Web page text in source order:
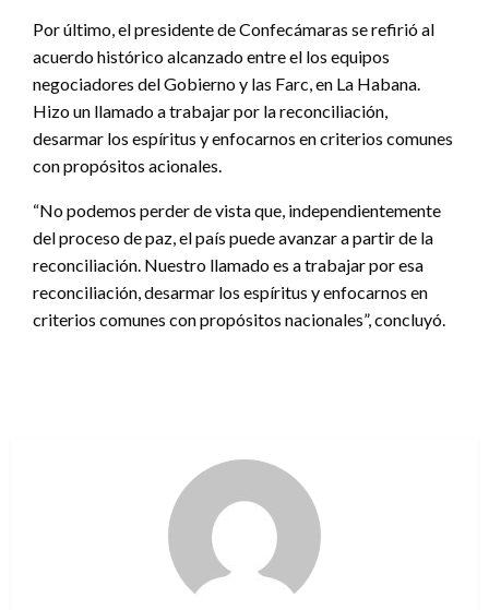
Por último, el presidente de Confecámaras se refirió al
acuerdo histórico alcanzado entre el los equipos
negociadores del Gobierno y las Farc, en La Habana.
Hizo un llamado a trabajar por la reconciliación,
desarmar los espíritus y enfocarnos en criterios comunes
con propósitos acionales.
“No podemos perder de vista que, independientemente
del proceso de paz, el país puede avanzar a partir de la
reconciliación. Nuestro llamado es a trabajar por esa
reconciliación, desarmar los espíritus y enfocarnos en
criterios comunes con propósitos nacionales”, concluyó.